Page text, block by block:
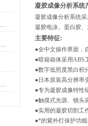
凝胶成像分析系统
凝胶成像分析系统
凝胶电泳、蛋白胶
主要特征:
●全中文操作界面，
●暗箱箱体采用ABS
●数字低照度黑白积
●日本原装高分辨率
●专为凝胶成像特性
●触摸式光源、镜头
●实用的凝胶切割工
●*的紫外灯保护功